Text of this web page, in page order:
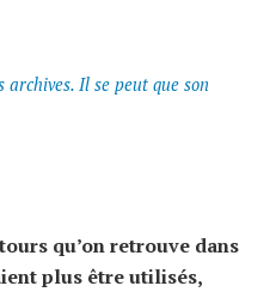
Il se peut que son
qu’on retrouve dans
plus être utilisés,